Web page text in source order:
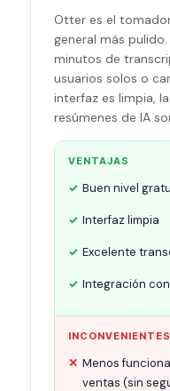
Otter es el
general más
minutos de
usuarios solos o
interfaz es limpia,
resúmenes de IA
VENTAJAS
Buen nivel
Interfaz limpia
Excelente
Integración con
INCONVENIENTES
Menos
ventas (sin